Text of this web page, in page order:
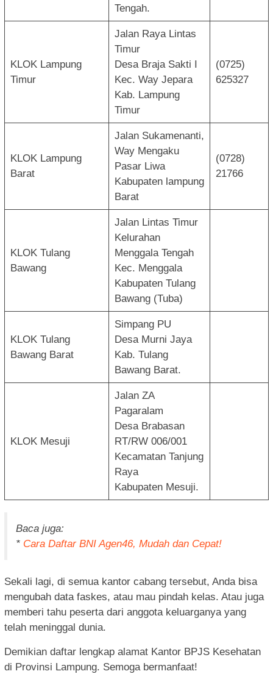
Tengah.
KLOK Lampung
Timur
Jalan Raya Lintas
Timur
Desa Braja Sakti I
Kec. Way Jepara
Kab. Lampung
Timur
(0725)
625327
KLOK Lampung
Barat
Jalan Sukamenanti,
Way Mengaku
Pasar Liwa
Kabupaten lampung
Barat
(0728)
21766
KLOK Tulang
Bawang
Jalan Lintas Timur
Kelurahan
Menggala Tengah
Kec. Menggala
Kabupaten Tulang
Bawang (Tuba)
KLOK Tulang
Bawang Barat
Simpang PU
Desa Murni Jaya
Kab. Tulang
Bawang Barat.
KLOK Mesuji
Jalan ZA
Pagaralam
Desa Brabasan
RT/RW 006/001
Kecamatan Tanjung
Raya
Kabupaten Mesuji.
Baca juga:
* Cara Daftar BNI Agen46, Mudah dan Cepat!
Sekali lagi, di semua kantor cabang tersebut, Anda bisa
mengubah data faskes, atau mau pindah kelas. Atau juga
memberi tahu peserta dari anggota keluarganya yang
telah meninggal dunia.
Demikian daftar lengkap alamat Kantor BPJS Kesehatan
di Provinsi Lampung. Semoga bermanfaat!